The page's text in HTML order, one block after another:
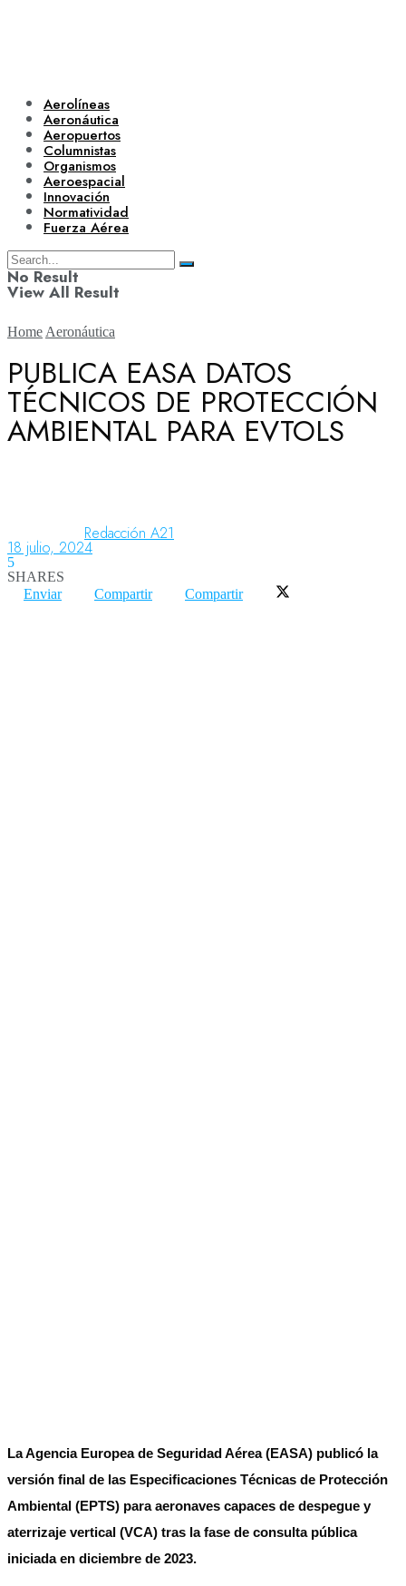
Aerolíneas
Aeronáutica
Aeropuertos
Columnistas
Organismos
Aeroespacial
Innovación
Normatividad
Fuerza Aérea
No Result
View All Result
Aerolíneas
Aeropuertos
Columnistas
Home Aeronáutica
PUBLICA EASA DATOS
TÉCNICOS DE PROTECCIÓN
AMBIENTAL PARA EVTOLS
Redacción A21
18 julio, 2024
5
SHARES
Enviar
Compartir Compartir
La Agencia Europea de Seguridad Aérea (EASA) publicó la
versión final de las Especificaciones Técnicas de Protección
Ambiental (EPTS) para aeronaves capaces de despegue y
aterrizaje vertical (VCA) tras la fase de consulta pública
iniciada en diciembre de 2023.